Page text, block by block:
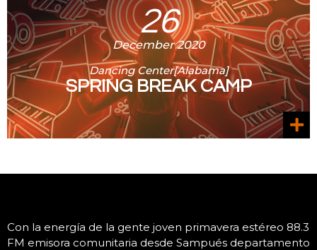
26
December 2020
Dancing Center[Alabama]
SPRING BREAK CAMP
Con la energía de la gente joven primavera estéreo 88.3
FM emisora comunitaria desde Sampués departamento